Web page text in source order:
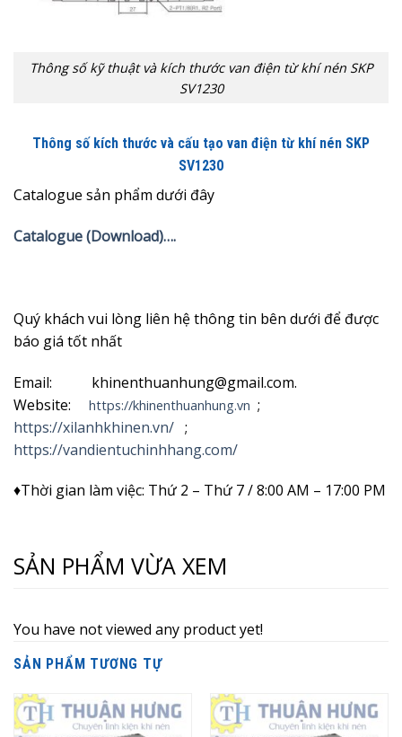
Thông số kỹ thuật và kích thước van điện từ khí nén SKP
SV1230
Thông số kích thước và cấu tạo van điện từ khí nén SKP
SV1230
Catalogue sản phẩm dưới đây
Catalogue (Download)….
Quý khách vui lòng liên hệ thông tin bên dưới để được
báo giá tốt nhất
Email: khinenthuanhung@gmail.com.
Website: https://khinenthuanhung.vn ;
https://xilanhkhinen.vn/ ;
https://vandientuchinhhang.com/
♦Thời gian làm việc: Thứ 2 – Thứ 7 / 8:00 AM – 17:00 PM
SẢN PHẨM VỪA XEM
You have not viewed any product yet!
SẢN PHẨM TƯƠNG TỰ